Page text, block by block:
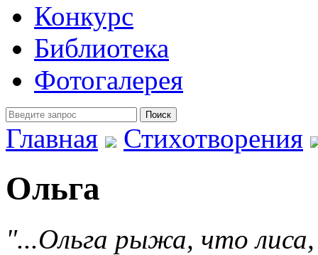
Конкурс
Библиотека
Фотогалерея
Главная
Стихотворения
Ольга
"...Ольга рыжа, что лиса,